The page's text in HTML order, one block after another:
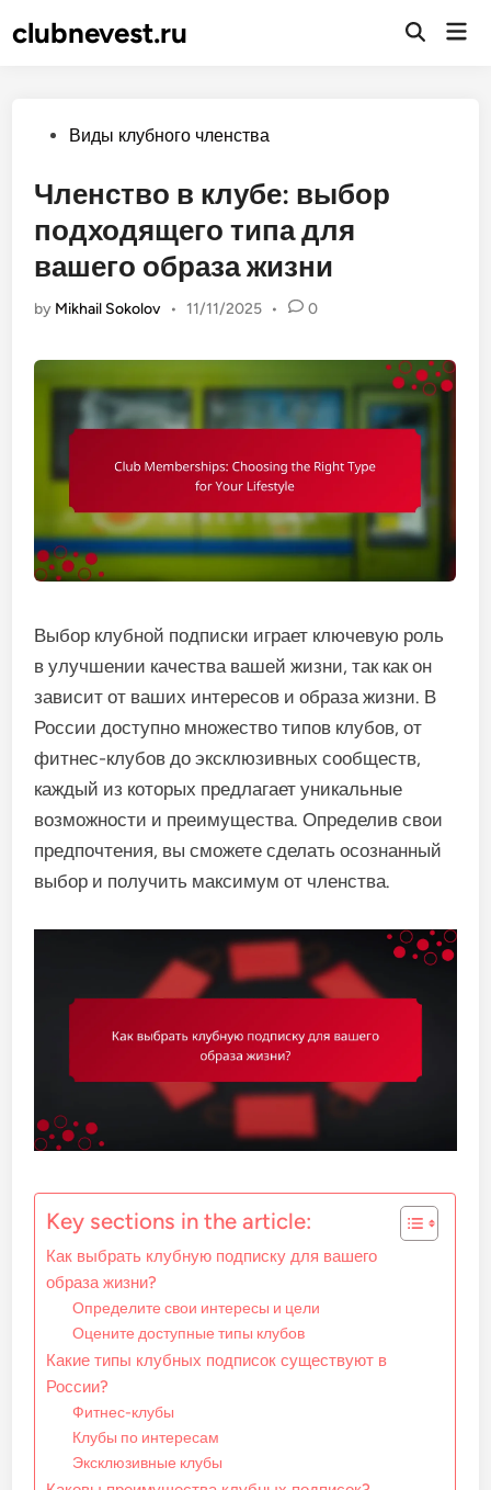
toclubnevest.ru
Open
PostedВиды клубного членства
Членство в клубе: выбор
подходящего типа для
вашего образа жизни
by Mikhail Sokolov • 11/11/2025 • 0
Выбор клубной подписки играет ключевую роль
в улучшении качества вашей жизни, так как он
зависит от ваших интересов и образа жизни. В
России доступно множество типов клубов, от
фитнес-клубов до эксклюзивных сообществ,
каждый из которых предлагает уникальные
возможности и преимущества. Определив свои
предпочтения, вы сможете сделать осознанный
выбор и получить максимум от членства.
Key sections in the article:
Как выбрать клубную подписку для вашего
образа жизни?
Определите свои интересы и цели
Оцените доступные типы клубов
Какие типы клубных подписок существуют в
России?
Фитнес-клубы
Клубы по интересам
Эксклюзивные клубы